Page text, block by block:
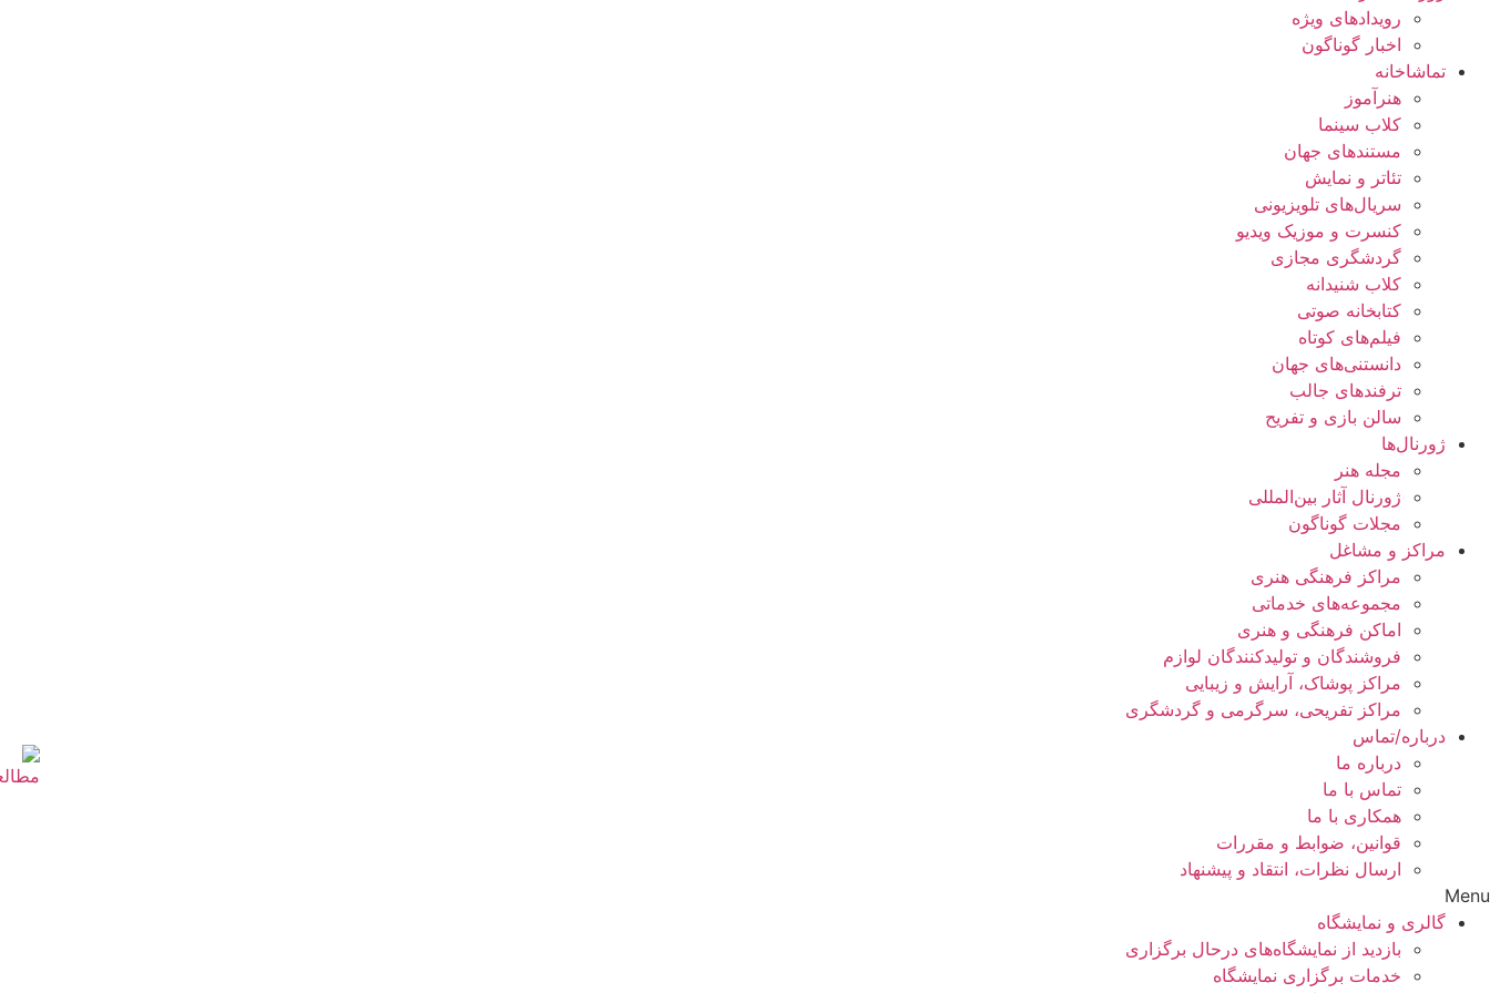
رویدادهای ویژه
اخبار گوناگون
تماشاخانه
هنرآموز
کلاب سینما
مستندهای جهان
تئاتر و نمایش
سریال‌های تلویزیونی
کنسرت و موزیک ویدیو
گردشگری مجازی
کلاب شنیدانه
کتابخانه صوتی
فیلم‌های کوتاه
دانستنی‌های جهان
ترفندهای جالب
سالن بازی و تفریح
ژورنال‌ها
مجله هنر
ژورنال آثار بین‌المللی
مجلات گوناگون
مراکز و مشاغل
مراکز فرهنگی هنری
مجموعه‌های خدماتی
اماکن فرهنگی و هنری
فروشندگان و تولیدکنندگان لوازم
مراکز پوشاک، آرایش و زیبایی
مراکز تفریحی، سرگرمی و گردشگری
درباره/تماس
درباره ما
تماس با ما
همکاری با ما
قوانین، ضوابط و مقررات
ارسال نظرات، انتقاد و پیشنهاد
Menu
گالری و نمایشگاه
بازدید از نمایشگاه‌های درحال برگزاری
خدمات برگزاری نمایشگاه